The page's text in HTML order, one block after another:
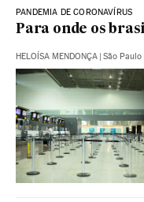
PANDEMIA DE CORONAVÍRUS
Para onde os
HELOÍSA MENDONÇA | São Paulo